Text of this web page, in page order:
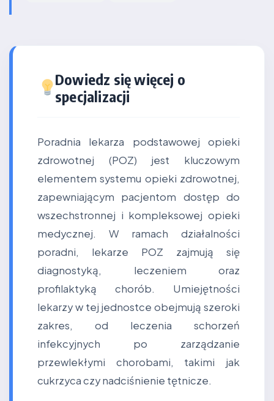
Dowiedz się więcej o
specjalizacji
Poradnia lekarza podstawowej opieki
zdrowotnej (POZ) jest kluczowym
elementem systemu opieki zdrowotnej,
zapewniającym pacjentom dostęp do
wszechstronnej i kompleksowej opieki
medycznej. W ramach działalności
poradni, lekarze POZ zajmują się
diagnostyką, leczeniem oraz
profilaktyką chorób. Umiejętności
lekarzy w tej jednostce obejmują szeroki
zakres, od leczenia schorzeń
infekcyjnych po zarządzanie
przewlekłymi chorobami, takimi jak
cukrzyca czy nadciśnienie tętnicze.